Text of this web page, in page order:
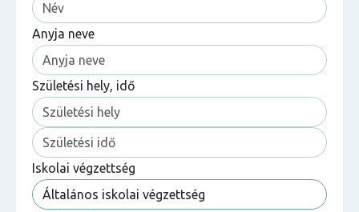
Anyja neve
Születési hely, idő
Iskolai végzettség